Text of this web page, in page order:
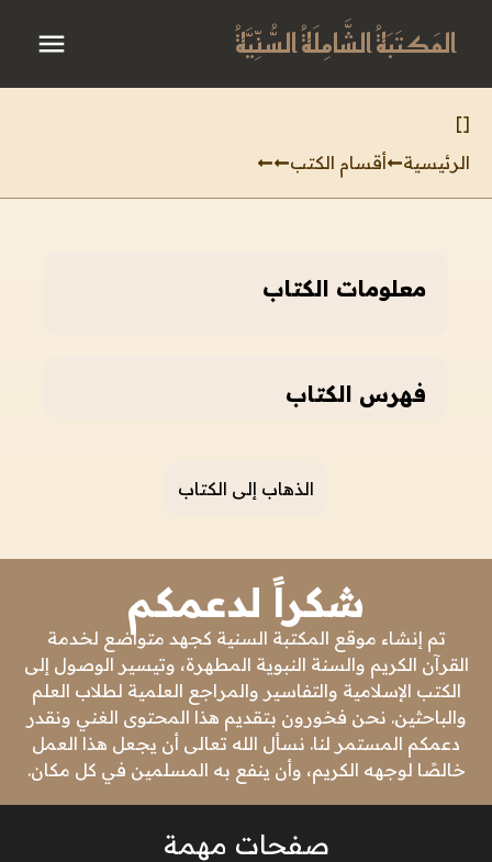
المَكتَبَةُ الشَّامِلَةُ السُّنِّيَّةُ
[
]
الرئيسية
أقسام الكتب
معلومات الكتاب
فهرس الكتاب
الذهاب إلى الكتاب
شكراً لدعمكم
تم إنشاء موقع المكتبة السنية كجهد متواضع لخدمة
القرآن الكريم والسنة النبوية المطهرة، وتيسير الوصول إلى
الكتب الإسلامية والتفاسير والمراجع العلمية لطلاب العلم
والباحثين. نحن فخورون بتقديم هذا المحتوى الغني ونقدر
دعمكم المستمر لنا. نسأل الله تعالى أن يجعل هذا العمل
خالصًا لوجهه الكريم، وأن ينفع به المسلمين في كل مكان.
صفحات مهمة